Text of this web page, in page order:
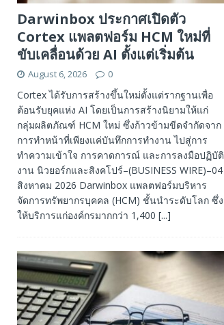
Darwinbox ประกาศเปิดตัว
Cortex แพลตฟอร์ม HCM ใหม่ที่
ขับเคลื่อนด้วย AI ตั้งแต่เริ่มต้น
August 6, 2026 0
Cortex ได้รับการสร้างขึ้นใหม่ตั้งแต่รากฐานเพื่อ
ต้อนรับยุคแห่ง AI โดยเป็นการสร้างนิยามให้แก่
กลุ่มผลิตภัณฑ์ HCM ใหม่ ซึ่งก้าวข้ามขีดจำกัดจาก
การทำหน้าที่เพียงแค่บันทึกการทำงาน ไปสู่การ
ทำความเข้าใจ การคาดการณ์ และการลงมือปฏิบัติ
งาน นิวยอร์กและสิงคโปร์–(BUSINESS WIRE)–04
สิงหาคม 2026 Darwinbox แพลตฟอร์มบริหาร
จัดการทรัพยากรบุคคล (HCM) ชั้นนำระดับโลก ซึ่ง
ให้บริการแก่องค์กรมากกว่า 1,400 [...]